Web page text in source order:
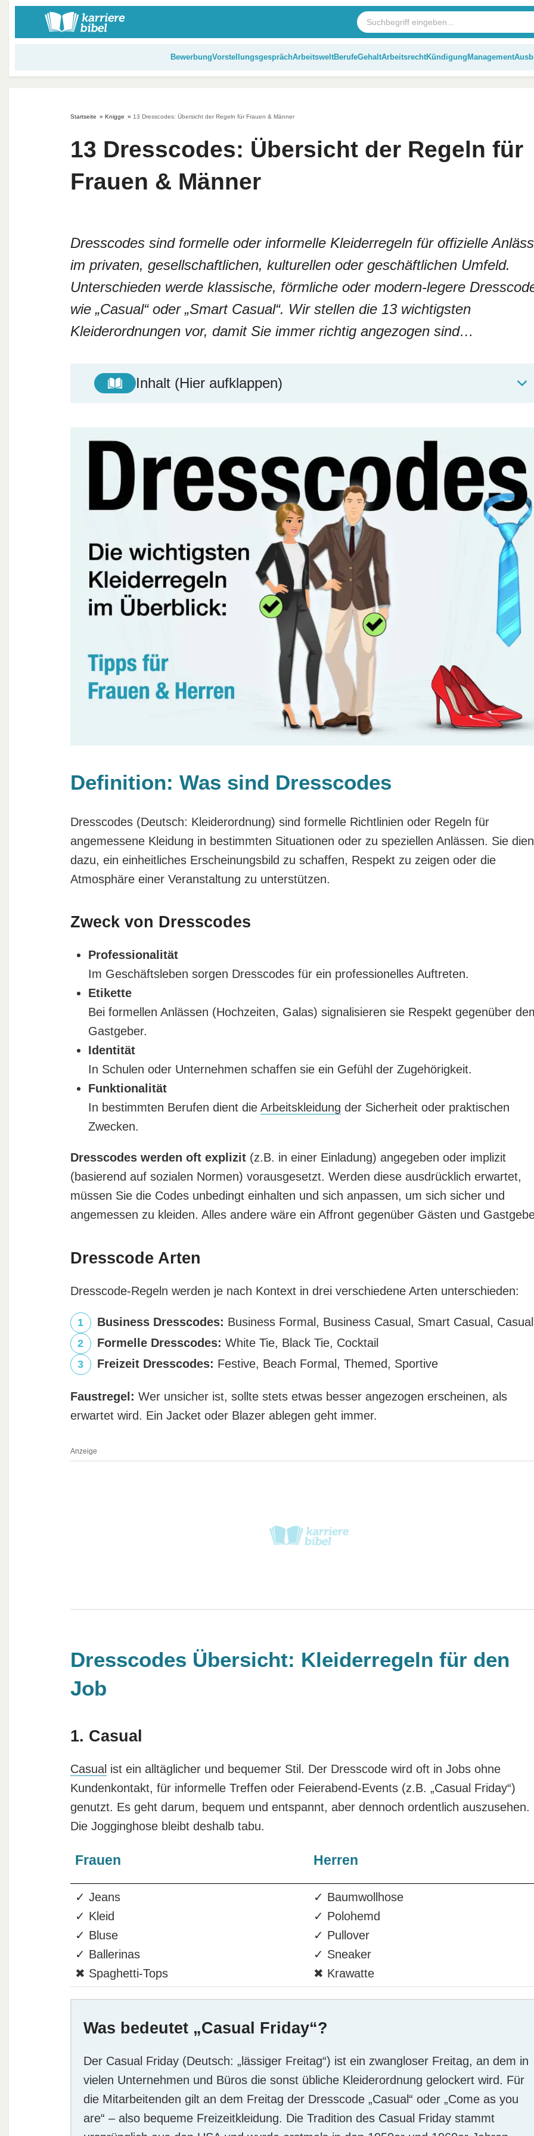
BewerbungVorstellungsgesprächArbeitsweltBerufeGehaltArbeitsrechtKündigung Management
Startseite » Knigge » 13 Dresscodes: Übersicht der Regeln für Frauen & Männer
13 Dresscodes: Übersicht der Regeln für
Frauen & Männer
Dresscodes sind formelle oder informelle Kleiderregeln für offizielle
im privaten, gesellschaftlichen, kulturellen oder geschäftlichen Umfeld.
Unterschieden werde klassische, förmliche oder modern-legere
wie „Casual“ oder „Smart Casual“. Wir stellen die 13 wichtigsten
Kleiderordnungen vor, damit Sie immer richtig angezogen sind…
Inhalt (Hier aufklappen)
Definition: Was sind Dresscodes
Dresscodes (Deutsch: Kleiderordnung) sind formelle Richtlinien oder Regeln für
angemessene Kleidung in bestimmten Situationen oder zu speziellen Anlässen. Sie
dazu, ein einheitliches Erscheinungsbild zu schaffen, Respekt zu zeigen oder die
Atmosphäre einer Veranstaltung zu unterstützen.
Zweck von Dresscodes
Professionalität
Im Geschäftsleben sorgen Dresscodes für ein professionelles Auftreten.
Etikette
Bei formellen Anlässen (Hochzeiten, Galas) signalisieren sie Respekt gegenüber
Gastgeber.
Identität
In Schulen oder Unternehmen schaffen sie ein Gefühl der Zugehörigkeit.
Funktionalität
In bestimmten Berufen dient die Arbeitskleidung der Sicherheit oder praktischen
Zwecken.
Dresscodes werden oft explizit(z.B. in einer Einladung) angegeben oder implizit
(basierend auf sozialen Normen) vorausgesetzt. Werden diese ausdrücklich erwartet,
müssen Sie die Codes unbedingt einhalten und sich anpassen, um sich sicher und
angemessen zu kleiden. Alles andere wäre ein Affront gegenüber Gästen und
Dresscode Arten
Dresscode-Regeln werden je nach Kontext in drei verschiedene Arten unterschieden:
Business Dresscodes: Business Formal, Business Casual, Smart Casual, Casual
Formelle Dresscodes: White Tie, Black Tie, Cocktail
Freizeit Dresscodes: Festive, Beach Formal, Themed, Sportive
Faustregel: Wer unsicher ist, sollte stets etwas besser angezogen erscheinen, als
erwartet wird. Ein Jacket oder Blazer ablegen geht immer.
Anzeige
Dresscodes Übersicht: Kleiderregeln für den
Job
1. Casual
Casual ist ein alltäglicher und bequemer Stil. Der Dresscode wird oft in Jobs ohne
Kundenkontakt, für informelle Treffen oder Feierabend-Events (z.B. „Casual Friday“)
genutzt. Es geht darum, bequem und entspannt, aber dennoch ordentlich auszusehen.
Die Jogginghose bleibt deshalb tabu.
Frauen Herren
✓ Jeans
✓ Kleid
✓ Bluse
✓ Ballerinas
✖ Spaghetti-Tops
✓ Baumwollhose
✓ Polohemd
✓ Pullover
✓ Sneaker
✖ Krawatte
Was bedeutet „Casual Friday“?
Der Casual Friday (Deutsch: „lässiger Freitag“) ist ein zwangloser Freitag, an dem in
vielen Unternehmen und Büros die sonst übliche Kleiderordnung gelockert wird. Für
die Mitarbeitenden gilt an dem Freitag der Dresscode „Casual“ oder „Come as you
are“ – also bequeme Freizeitkleidung. Die Tradition des Casual Friday stammt